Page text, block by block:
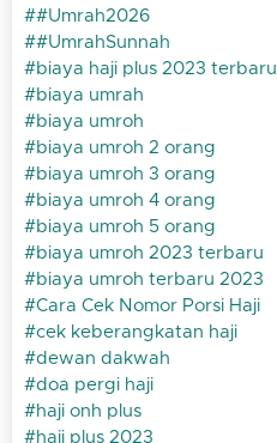
#Umrah2026
#UmrahSunnah
biaya haji plus 2023 terbaru
biaya umrah
biaya umroh
biaya umroh 2 orang
biaya umroh 3 orang
biaya umroh 4 orang
biaya umroh 5 orang
biaya umroh 2023 terbaru
biaya umroh terbaru 2023
Cara Cek Nomor Porsi Haji
cek keberangkatan haji
dewan dakwah
doa pergi haji
haji onh plus
haji plus 2023